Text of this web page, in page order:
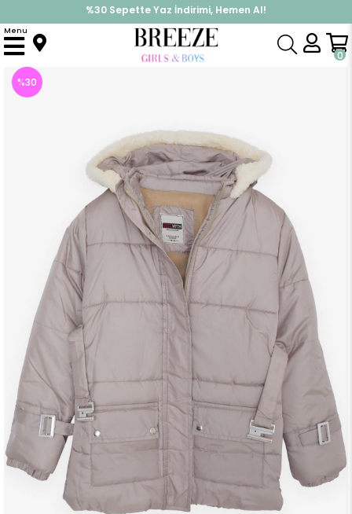
%30 Sepette Yaz İndirimi, Hemen Al!
İndirimlere ek %10 İndirimi Kap, Hemen Üye Ol!
0
Menu
Anasayfa Üst Giyim Mont
%30